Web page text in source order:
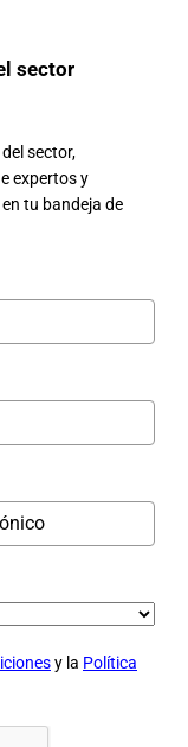
sector
sector,
expertos y
tu bandeja de
y la Política